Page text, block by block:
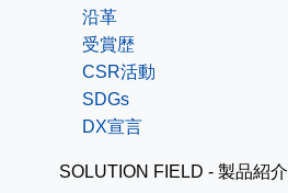
沿革
受賞歴
CSR活動
SDGs
DX宣言
SOLUTION FIELD - 製品紹介